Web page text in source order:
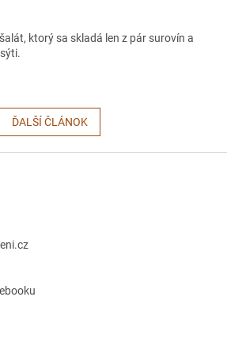
ktorý sa skladá len z pár surovín a
ĎALŠÍ ČLÁNOK